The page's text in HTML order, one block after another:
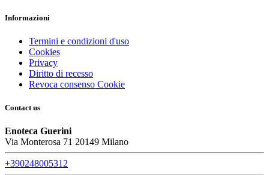
Informazioni
Termini e condizioni d'uso
Cookies
Privacy
Diritto di recesso
Revoca consenso Cookie
Contact us
Enoteca Guerini
Via Monterosa 71 20149 Milano
+390248005312